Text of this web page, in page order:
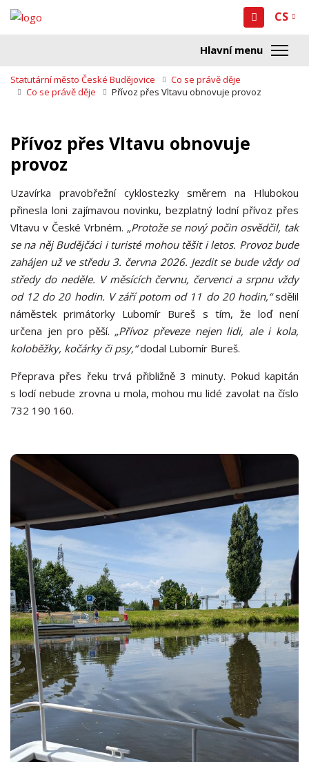
CS
Statutární město České Budějovice
Co se právě děje
Co se právě děje
Přívoz přes Vltavu obnovuje provoz
Přívoz přes Vltavu obnovuje
provoz
Uzavírka pravobřežní cyklostezky směrem na Hlubokou
přinesla loni zajímavou novinku, bezplatný lodní přívoz přes
Vltavu v České Vrbném. „Protože se nový počin osvědčil, tak
se na něj Budějčáci i turisté mohou těšit i letos. Provoz bude
zahájen už ve středu 3. června 2026. Jezdit se bude vždy od
středy do neděle. V měsících červnu, červenci a srpnu vždy
od 12 do 20 hodin. V září potom od 11 do 20 hodin,“sdělil
náměstek primátorky Lubomír Bureš s tím, že loď není
určena jen pro pěší. „Přívoz převeze nejen lidi, ale i kola,
koloběžky, kočárky či psy,“dodal Lubomír Bureš.
Přeprava přes řeku trvá přibližně 3 minuty. Pokud kapitán
s lodí nebude zrovna u mola, mohou mu lidé zavolat na číslo
732 190 160.